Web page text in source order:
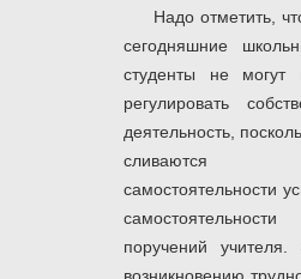
Надо отметить,
сегодняшние
студенты не
регулировать
деятельность,
сливаются
самостоятельности
поручений